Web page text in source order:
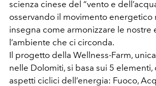
scienza cinese del “vento e
osservando il movimento energetico
insegna come armonizzare le nostre
l’ambiente che ci circonda.
Il progetto della Wellness-Farm,
nelle Dolomiti, si basa sui 5 elementi,
aspetti ciclici dell’energia: Fuoco,